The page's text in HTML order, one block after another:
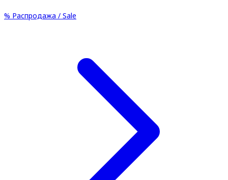
% Распродажа / Sale